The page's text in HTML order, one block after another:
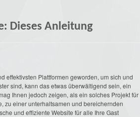
Dieses Anleitung
effektivsten Plattformen geworden, um sich und
sind, kann das etwas überwältigend sein, ein
Ihnen jedoch zeigen, als ein solches Projekt für
zu einer unterhaltsamen und bereichernden
und effiziente Website für alle Ihre Gast